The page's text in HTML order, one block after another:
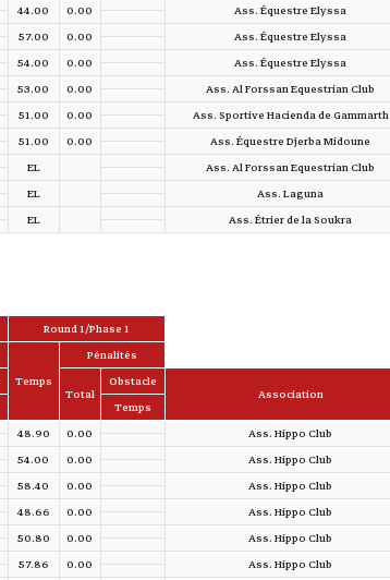
Ass. Équestre Elyssa
0.00
44.00
Ass. Équestre Elyssa
0.00
57.00
Ass. Équestre Elyssa
0.00
54.00
Ass. Al Forssan Equestrian Club
0.00
53.00
Ass. Sportive Hacienda de Gammarth
0.00
51.00
Ass. Équestre Djerba Midoune
0.00
51.00
Ass. Al Forssan Equestrian Club
EL
Ass. Laguna
EL
Ass. Étrier de la Soukra
EL
Round 1/Phase 1
Pénalités
Temps
Association
Obstacle
Total
Temps
Ass. Hippo Club
0.00
48.90
Ass. Hippo Club
0.00
54.00
Ass. Hippo Club
0.00
58.40
Ass. Hippo Club
0.00
48.66
Ass. Hippo Club
0.00
50.80
Ass. Hippo Club
0.00
57.86